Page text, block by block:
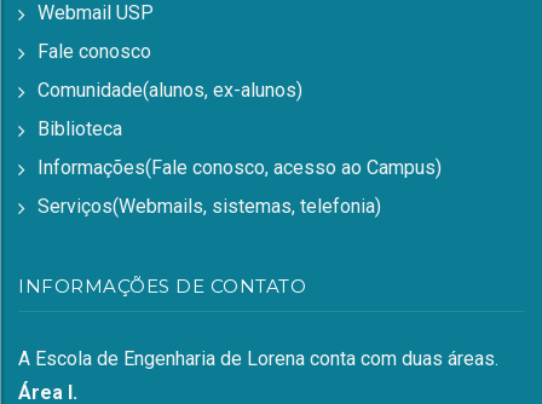
Webmail USP
Fale conosco
Comunidade(alunos, ex-alunos)
Biblioteca
Informações(Fale conosco, acesso ao Campus)
Serviços(Webmails, sistemas, telefonia)
INFORMAÇÕES DE CONTATO
A Escola de Engenharia de Lorena conta com duas áreas.
Área I.